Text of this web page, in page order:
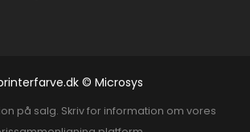
© Microsys
på salg. Skriv for information om vores